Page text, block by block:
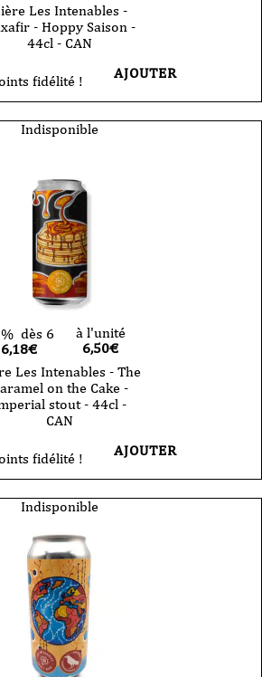
Les Intenables -
- Hoppy Saison -
44cl - CAN
fidélité ! AJOUTER
Indisponible
dès 6
6,18€
à l'unité
6,50€
Les Intenables - The
on the Cake -
stout - 44cl -
CAN
fidélité ! AJOUTER
Indisponible